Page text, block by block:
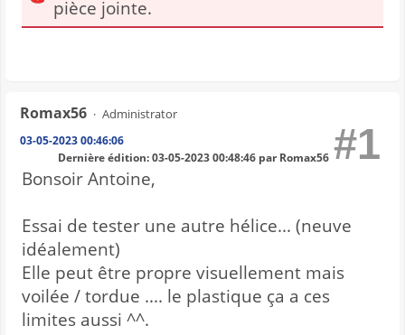
pièce jointe.
Romax56 Administrator
03-05-2023 00:46:06 #1
Dernière édition: 03-05-2023 00:48:46 par Romax56
Bonsoir Antoine,
Essai de tester une autre hélice... (neuve
idéalement)
Elle peut être propre visuellement mais
voilée / tordue .... le plastique ça a ces
limites aussi ^^.